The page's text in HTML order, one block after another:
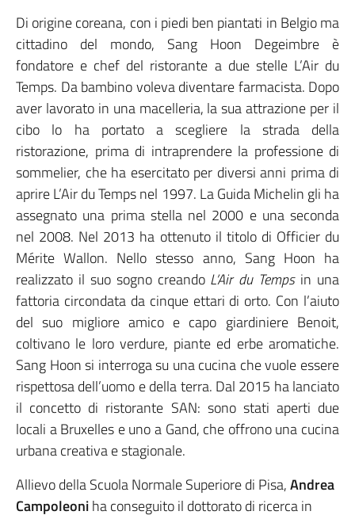
Di origine coreana, con i piedi ben piantati in Belgio ma
cittadino del mondo, Sang Hoon Degeimbre è
fondatore e chef del ristorante a due stelle L’Air du
Temps. Da bambino voleva diventare farmacista. Dopo
aver lavorato in una macelleria, la sua attrazione per il
cibo lo ha portato a scegliere la strada della
ristorazione, prima di intraprendere la professione di
sommelier, che ha esercitato per diversi anni prima di
aprire L’Air du Temps nel 1997. La Guida Michelin gli ha
assegnato una prima stella nel 2000 e una seconda
nel 2008. Nel 2013 ha ottenuto il titolo di Officier du
Mérite Wallon. Nello stesso anno, Sang Hoon ha
realizzato il suo sogno creando L’Air du Tempsin una
fattoria circondata da cinque ettari di orto. Con l’aiuto
del suo migliore amico e capo giardiniere Benoit,
coltivano le loro verdure, piante ed erbe aromatiche.
Sang Hoon si interroga su una cucina che vuole essere
rispettosa dell’uomo e della terra. Dal 2015 ha lanciato
il concetto di ristorante SAN: sono stati aperti due
locali a Bruxelles e uno a Gand, che offrono una cucina
urbana creativa e stagionale.
Allievo della Scuola Normale Superiore di Pisa,Andrea
Campoleoniha conseguito il dottorato di ricerca in